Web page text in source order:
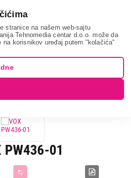
stranice na našem web-sajtu
Tehnomedia centar d.o.o. može da
na korisnikov uređaj putem "kolačića"
Telesne vage
Digitalne vage
PW436-01